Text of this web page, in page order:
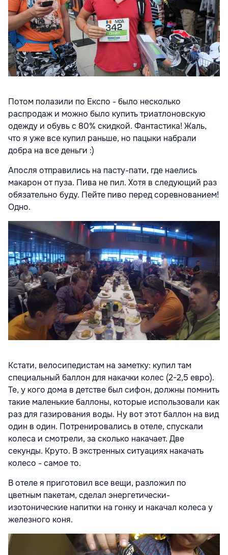
Потом полазили по Експо - было несколько
распродаж и можно было купить триатлоновскую
одежду и обувь с 80% скидкой. Фантастика! Жаль,
что я уже все купил раньше, но пацыки набрали
добра на все деньги :)
Апосля отправились на пасту-пати, где наелись
макарон от пуза. Пива не пил. Хотя в следующий раз
обязательно буду. Пейте пиво перед соревнованием!
Одно.
Кстати, велосипедистам на заметку: купил там
специальный баллон для накачки колес (2-2,5 евро).
Те, у кого дома в детстве был сифон, должны помнить
такие маленькие баллоны, которые использовали как
раз для газирования воды. Ну вот этот баллон на вид
один в один. Потренировались в отеле, спускали
колеса и смотрели, за сколько накачает. Две
секунды. Круто. В экстренных ситуациях накачать
колесо - самое то.
В отеле я приготовил все вещи, разложил по
цветным пакетам, сделал энергетически-
изотонические напитки на гонку и накачал колеса у
железного коня.